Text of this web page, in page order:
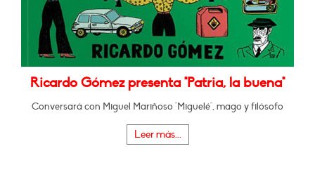
Ricardo Gómez presenta "Patria, la buena"
Conversará con Miguel Mariñoso "Miguelé", mago y filósofo
Leer más...